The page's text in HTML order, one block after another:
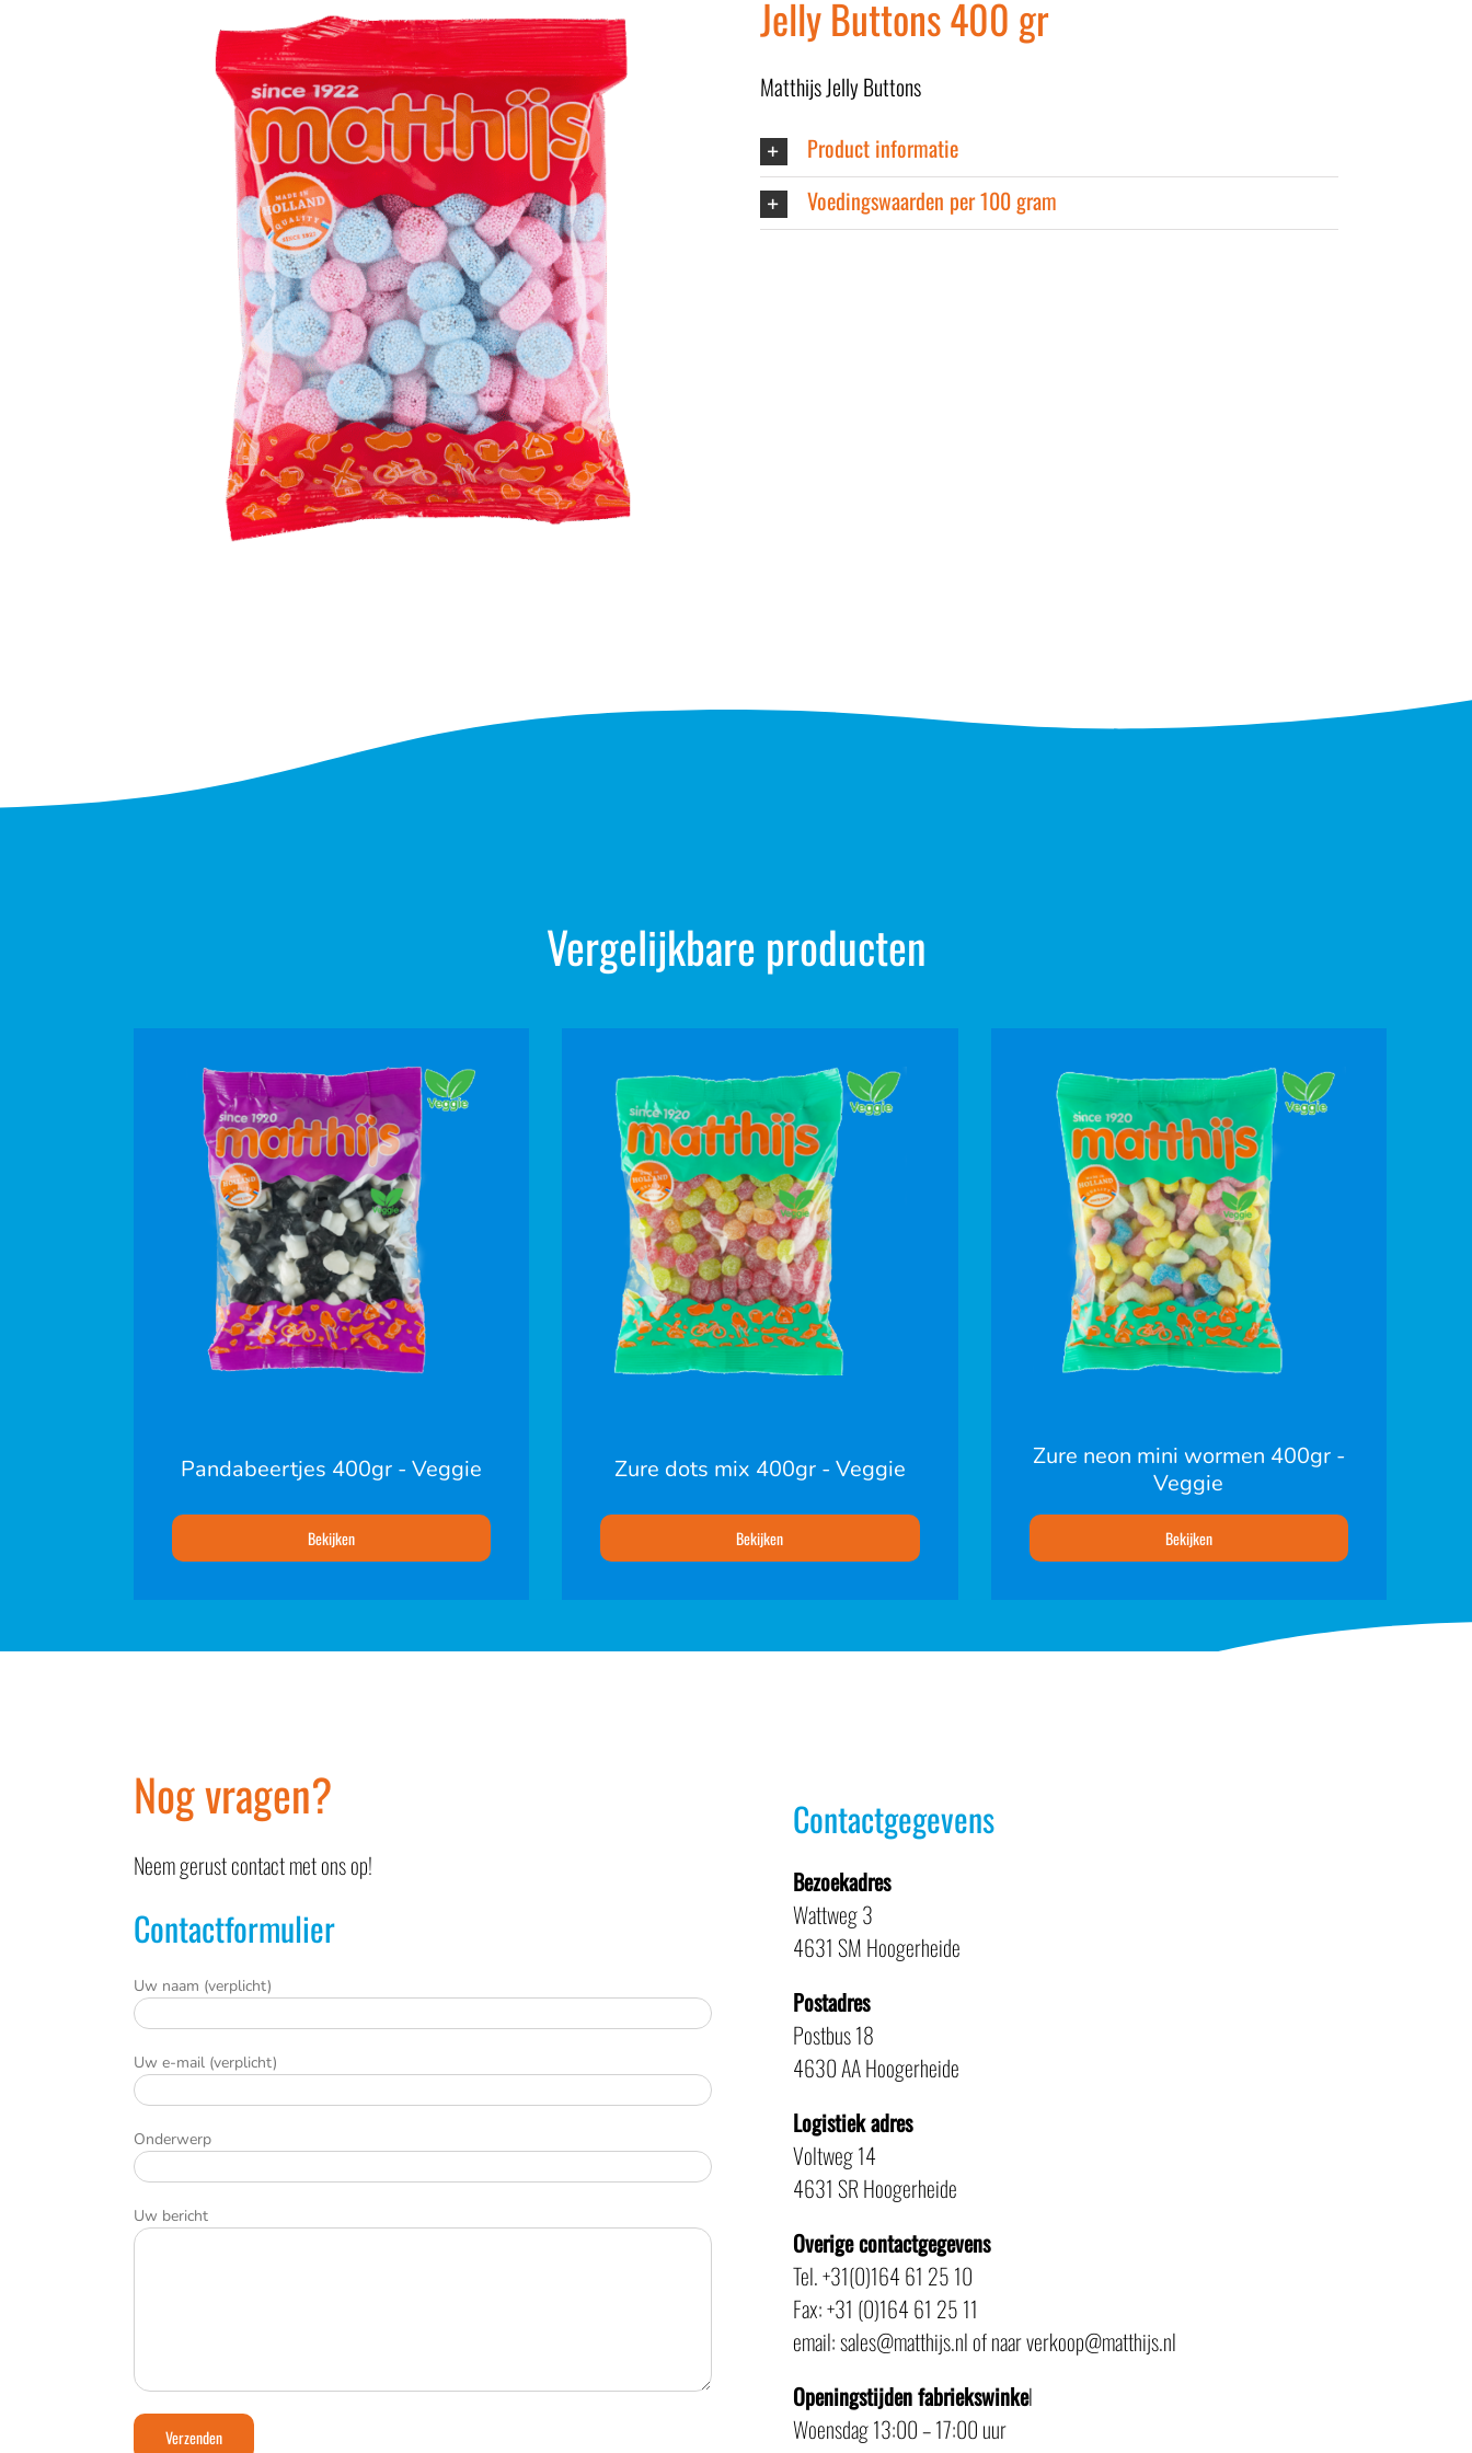
Jelly Buttons 400 gr
Matthijs Jelly Buttons
Product informatie
Voedingswaarden per 100 gram
Vergelijkbare producten
Pandabeertjes 400gr - Veggie
Bekijken
Zure dots mix 400gr - Veggie
Bekijken
Zure neon mini wormen 400gr -
Veggie
Bekijken
Nog vragen?
Neem gerust contact met ons op!
Contactformulier
Uw naam (verplicht)
Uw e-mail (verplicht)
Onderwerp
Uw bericht
Contactgegevens
Bezoekadres
Wattweg 3
4631 SM Hoogerheide
Postadres
Postbus 18
4630 AA Hoogerheide
Logistiek adres
Voltweg 14
4631 SR Hoogerheide
Overige contactgegevens
Tel. +31(0)164 61 25 10
Fax: +31 (0)164 61 25 11
email: sales@matthijs.nl of naar verkoop@matthijs.nl
Openingstijden fabriekswinkel
Woensdag 13:00 – 17:00 uur